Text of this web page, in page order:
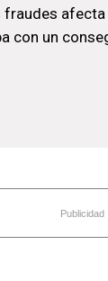
con un
Publicidad